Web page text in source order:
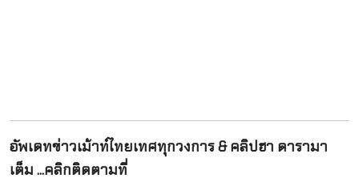
อัพเดทข่าวเม้าท์ไทยเทศทุกวงการ & คลิปฮา ดารามา
เต็ม ...คลิกติดตามที่